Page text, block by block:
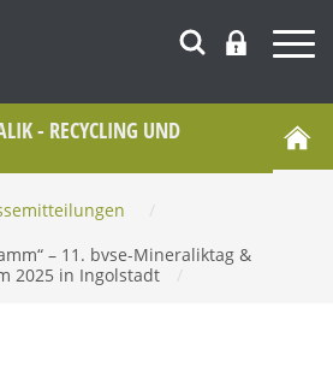
- RECYCLING UND
– 11. bvse-Mineraliktag &
2025 in Ingolstadt